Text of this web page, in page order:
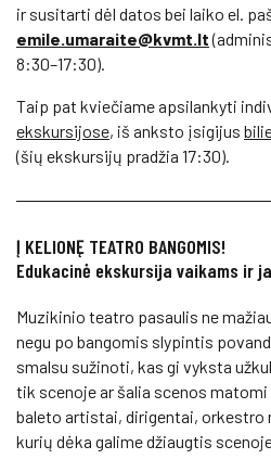
ir susitarti dėl datos bei laiko el.
emile.umaraite@kvmt.lt
8:30–17:30).
Taip pat kviečiame apsilankyti
ekskursijose, iš anksto įsigijus
(šių ekskursijų pradžia 17:30).
Į KELIONĘ TEATRO BANGOMIS!
Edukacinė ekskursija vaikams ir
Muzikinio teatro pasaulis ne
negu po bangomis slypintis
smalsu sužinoti, kas gi vyksta
tik scenoje ar šalia scenos
baleto artistai, dirigentai, orkestro
kurių dėka galime džiaugtis